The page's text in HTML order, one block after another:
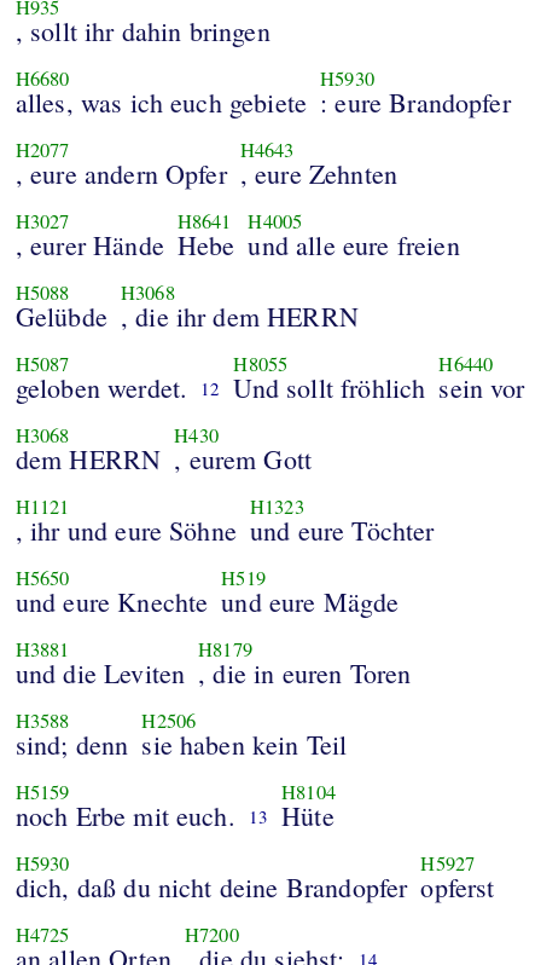
H935
, sollt ihr dahin bringen
H6680
alles, was ich euch gebiete
H5930
: eure Brandopfer
H2077
, eure andern Opfer
H4643
, eure Zehnten
H3027
, eurer Hände
H8641
Hebe
H4005
und alle eure freien
H5088
Gelübde
H3068
, die ihr dem HERRN
H5087
geloben werdet. 12
H8055
Und sollt fröhlich
H6440
sein vor
H3068
dem HERRN
H430
, eurem Gott
H1121
, ihr und eure Söhne
H1323
und eure Töchter
H5650
und eure Knechte
H519
und eure Mägde
H3881
und die Leviten
H8179
, die in euren Toren
H3588
sind; denn
H2506
sie haben kein Teil
H5159
noch Erbe mit euch. 13
H8104
Hüte
H5930
dich, daß du nicht deine Brandopfer
H5927
opferst
H4725 H7200
14